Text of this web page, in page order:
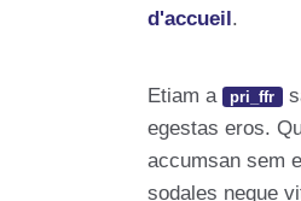
d'accueil .
Etiam a pri_ffr
egestas eros.
accumsan sem
sodales neque